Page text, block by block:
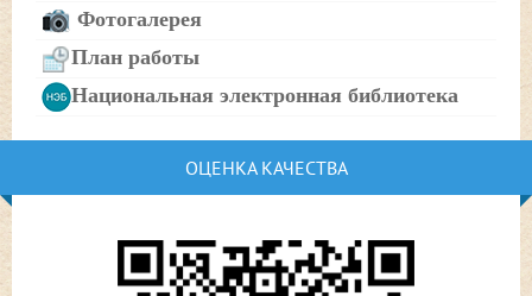
Фотогалерея
План работы
Национальная электронная библиотека
ОЦЕНКА КАЧЕСТВА